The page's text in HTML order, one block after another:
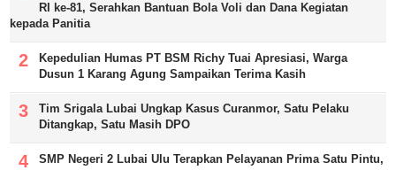
RI ke-81, Serahkan Bantuan Bola Voli dan Dana Kegiatan
kepada Panitia
Kepedulian Humas PT BSM Richy Tuai Apresiasi, Warga
Dusun 1 Karang Agung Sampaikan Terima Kasih
Tim Srigala Lubai Ungkap Kasus Curanmor, Satu Pelaku
Ditangkap, Satu Masih DPO
SMP Negeri 2 Lubai Ulu Terapkan Pelayanan Prima Satu Pintu,